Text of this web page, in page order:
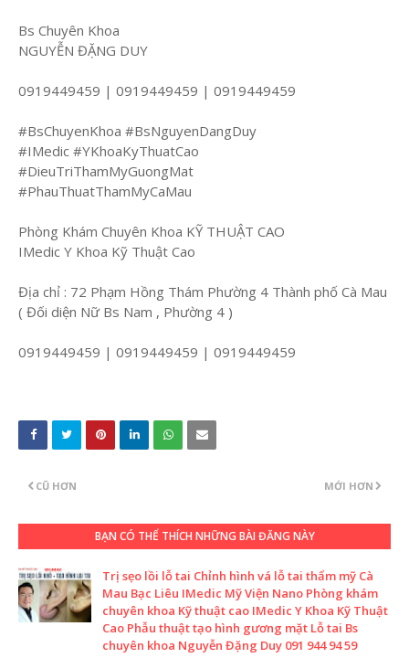
Bs Chuyên Khoa
NGUYỄN ĐẶNG DUY
0919449459 | 0919449459 | 0919449459
#BsChuyenKhoa #BsNguyenDangDuy
#IMedic #YKhoaKyThuatCao
#DieuTriThamMyGuongMat
#PhauThuatThamMyCaMau
Phòng Khám Chuyên Khoa KỸ THUẬT CAO
IMedic Y Khoa Kỹ Thuật Cao
Địa chỉ : 72 Phạm Hồng Thám Phường 4 Thành phố Cà Mau
( Đối diện Nữ Bs Nam , Phường 4 )
0919449459 | 0919449459 | 0919449459
MỚI HƠN
CŨ HƠN
BẠN CÓ THỂ THÍCH NHỮNG BÀI ĐĂNG NÀY
Trị sẹo lồi lỗ tai Chỉnh hình vá lỗ tai thẩm mỹ Cà
Mau Bạc Liêu IMedic Mỹ Viện Nano Phòng khám
chuyên khoa Kỹ thuật cao IMedic Y Khoa Kỹ Thuật
Cao Phẫu thuật tạo hình gương mặt Lỗ tai Bs
chuyên khoa Nguyễn Đặng Duy 091 944 94 59